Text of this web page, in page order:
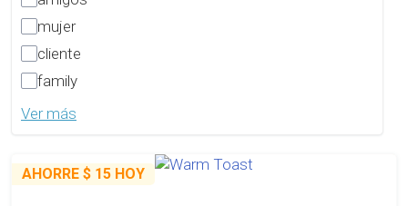
mujer
cliente
family
Ver más
AHORRE $ 15 HOY